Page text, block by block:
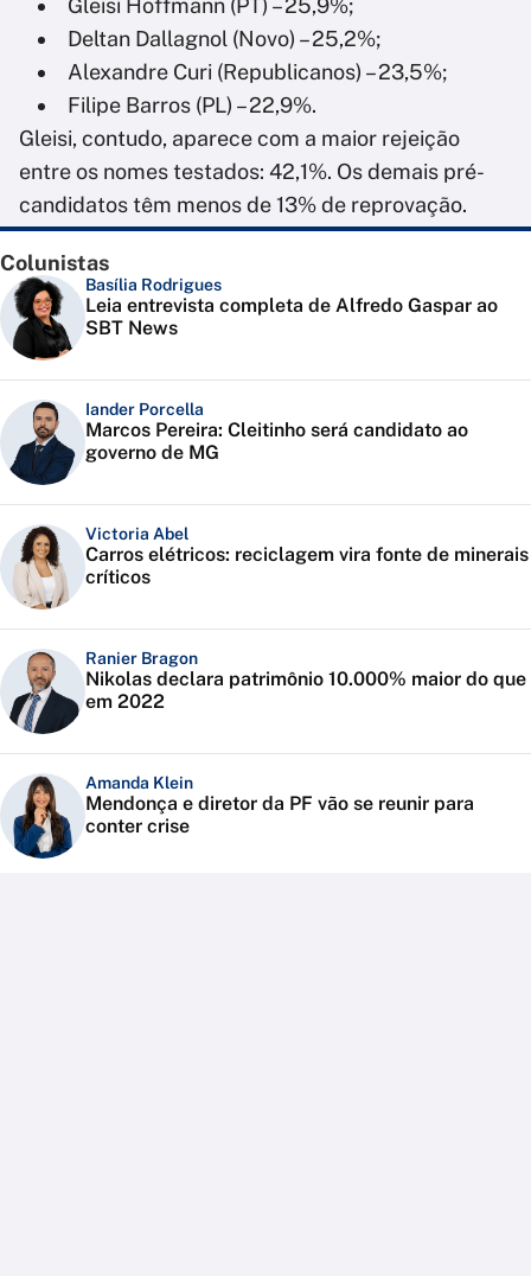
Gleisi Hoffmann (PT) – 25,9%;
Deltan Dallagnol (Novo) – 25,2%;
Alexandre Curi (Republicanos) – 23,5%;
Filipe Barros (PL) – 22,9%.
Gleisi, contudo, aparece com a maior rejeição
entre os nomes testados: 42,1%. Os demais pré-
candidatos têm menos de 13% de reprovação.
Colunistas
Basília Rodrigues
Leia entrevista completa de Alfredo Gaspar ao
SBT News
Iander Porcella
Marcos Pereira: Cleitinho será candidato ao
governo de MG
Victoria Abel
Carros elétricos: reciclagem vira fonte de minerais
críticos
Ranier Bragon
Nikolas declara patrimônio 10.000% maior do que
em 2022
Amanda Klein
Mendonça e diretor da PF vão se reunir para
conter crise